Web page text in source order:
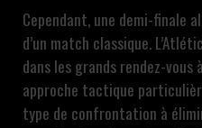
Cependant, une demi-finale
d’un match classique.
dans les grands rendez-
approche tactique
type de confrontation à